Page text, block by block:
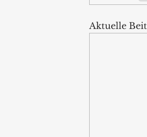
Aktuelle